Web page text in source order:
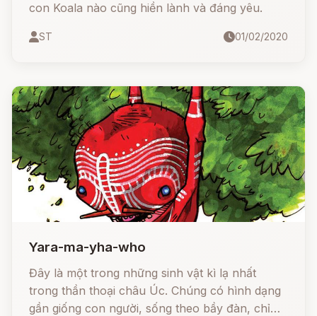
con Koala nào cũng hiền lành và đáng yêu.
ST 01/02/2020
Yara-ma-yha-who
Đây là một trong những sinh vật kì lạ nhất
trong thần thoại châu Úc. Chúng có hình dạng
gần giống con người, sống theo bầy đàn, chỉ